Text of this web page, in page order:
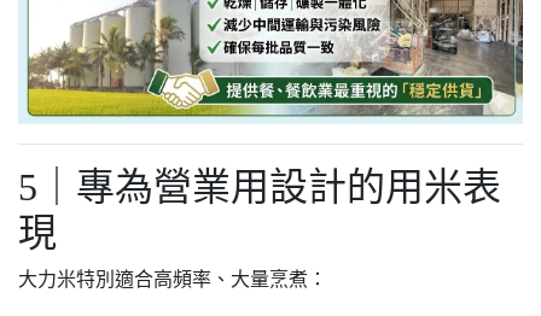
5｜專為營業用設計的用米表
現
大力米特別適合高頻率、大量烹煮：